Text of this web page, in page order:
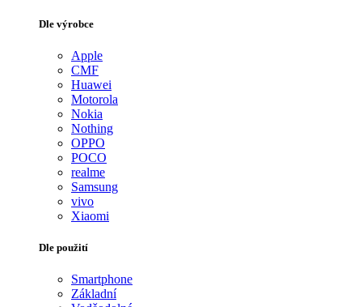
Dle výrobce
Apple
CMF
Huawei
Motorola
Nokia
Nothing
OPPO
POCO
realme
Samsung
vivo
Xiaomi
Dle použití
Smartphone
Základní